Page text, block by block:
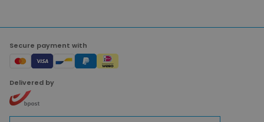
Secure payment with
Delivered by